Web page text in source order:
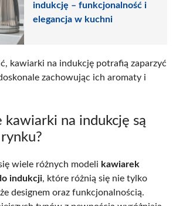
indukcję – funkcjonalność i
elegancja w kuchni
kawiarki na indukcję potrafią zaparzyć
zachowując ich aromaty i
kawiarki na indukcję są
wiele różnych modeli kawiarek
indukcji, które różnią się nie tylko
designem oraz funkcjonalnością.